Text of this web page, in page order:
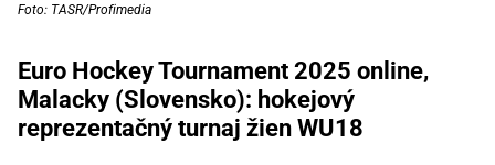
Foto: TASR/Profimedia
Euro Hockey Tournament 2025 online,
Malacky (Slovensko): hokejový
reprezentačný turnaj žien WU18